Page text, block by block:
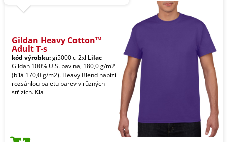
Gildan Heavy Cotton™
Adult T-s
kód výrobku:gi5000lc-2xl Lilac
Gildan 100% U.S. bavlna, 180,0 g/m2
(bílá 170,0 g/m2). Heavy Blend nabízí
rozsáhlou paletu barev v různých
střizích. Kla